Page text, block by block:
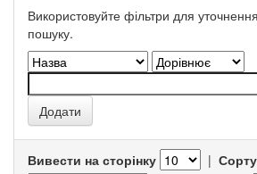
Використовуйте фільтри для
пошуку.
Вивести на сторінку |